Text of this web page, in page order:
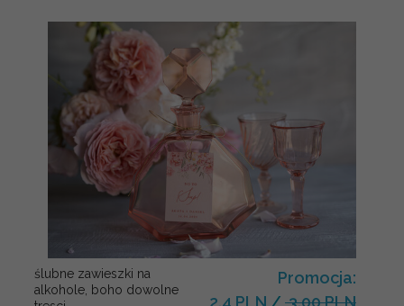
ślubne zawieszki na
alkohole, boho dowolne
Promocja:
2.4 PLN / 3.00 PLN